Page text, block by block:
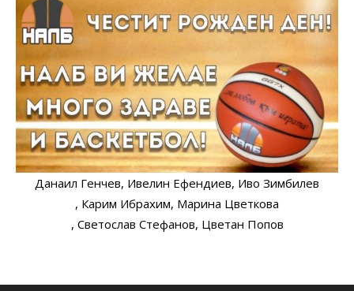
Данаил Генчев, Ивелин Ефендиев, Иво Зимбилев
, Карим Ибрахим, Марина Цветкова
, Светослав Стефанов, Цветан Попов